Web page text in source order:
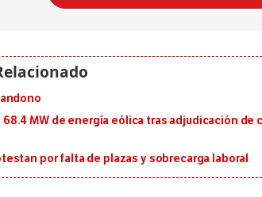
68.4 MW de energía eólica tras adjudicación
por falta de plazas y sobrecarga laboral